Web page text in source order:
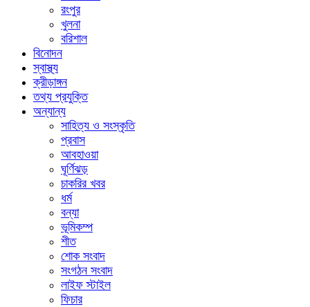
রংপুর
খুলনা
বরিশাল
বিনোদন
স্বাস্থ্য
ক্রীড়াঙ্গন
তথ্য প্রযুক্তি
অন্যান্য
সাহিত্য ও সংস্কৃতি
প্রবাস
আবহাওয়া
ঘূর্ণিঝড়
চাকরির খবর
ধর্ম
বন্যা
ভূমিকম্প
শীত
শোক সংবাদ
সংগঠন সংবাদ
লাইফ স্টাইল
ফিচার